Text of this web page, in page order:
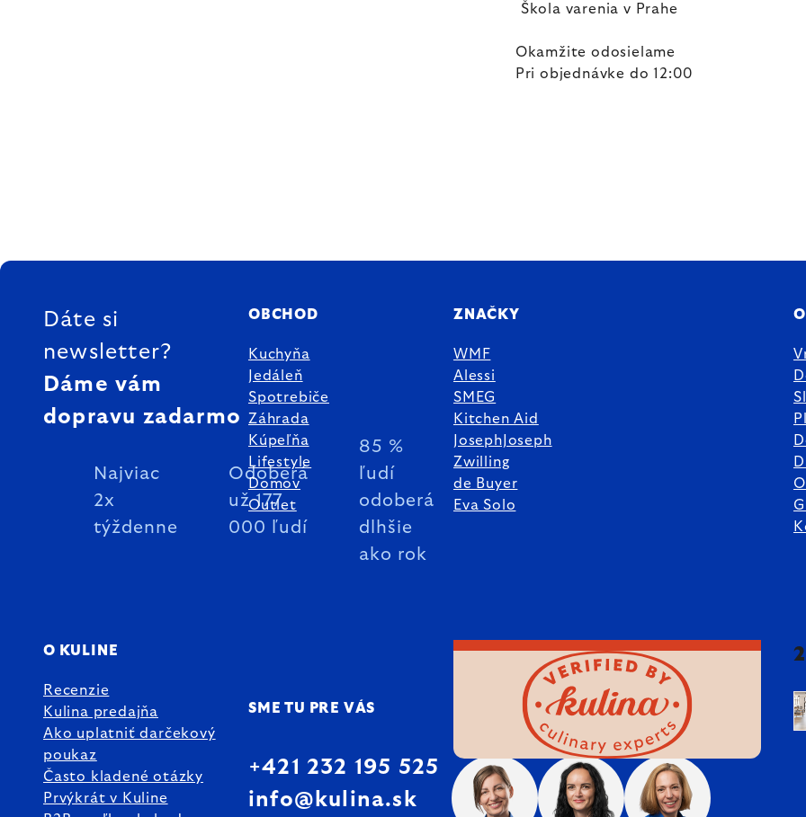
Škola varenia v Prahe
Okamžite odosielame
Pri objednávke do 12:00
ZÁPÄTIE
Dáte si
newsletter?
Dáme vám
dopravu zadarmo
Najviac
2x
týždenne
Odoberá
už 177
000 ľudí
85 %
ľudí
odoberá
dlhšie
ako rok
OBCHOD
Kuchyňa
Jedáleň
Spotrebiče
Záhrada
Kúpeľňa
Lifestyle
Domov
Outlet
ZNAČKY
WMF
Alessi
SMEG
Kitchen Aid
JosephJoseph
Zwilling
de Buyer
Eva Solo
O KULINE
Recenzie
Kulina predajňa
Ako uplatniť darčekový
poukaz
Často kladené otázky
Prvýkrát v Kuline
SME TU PRE VÁS
+421 232 195 525
info@kulina.sk